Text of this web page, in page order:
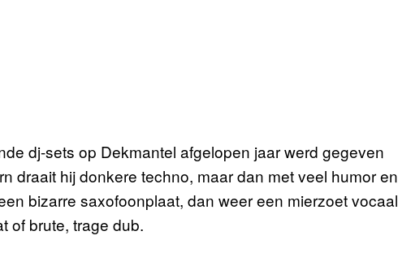
dj-sets op Dekmantel afgelopen jaar werd gegeven
draait hij donkere techno, maar dan met veel humor en
bizarre saxofoonplaat, dan weer een mierzoet vocaal
of brute, trage dub.